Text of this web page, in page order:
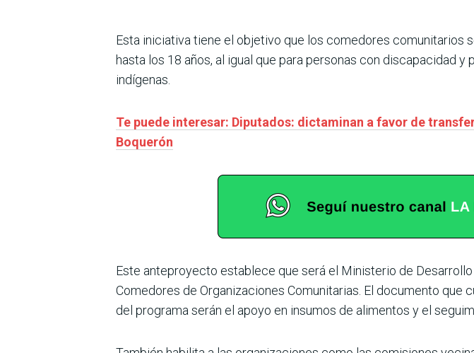
Esta iniciativa tiene el objetivo que los comedores comunitarios
hasta los 18 años, al igual que para personas con discapacidad
indígenas.
Te puede interesar: Diputados: dictaminan a favor de
Boquerón
Este anteproyecto establece que será el Ministerio de
Comedores de Organizaciones Comunitarias. El documento que
del programa serán el apoyo en insumos de alimentos y el